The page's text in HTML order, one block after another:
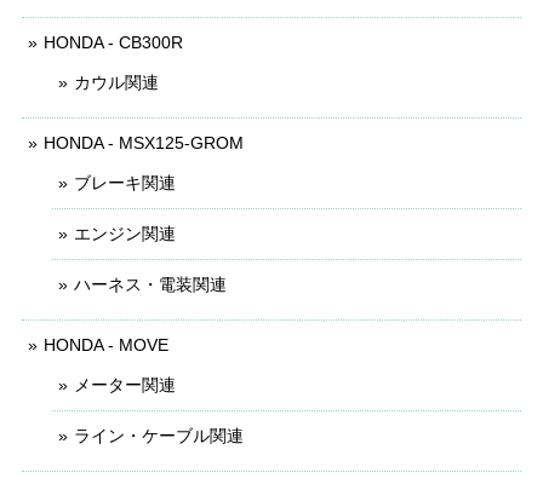
HONDA - CB300R
カウル関連
HONDA - MSX125-GROM
ブレーキ関連
エンジン関連
ハーネス・電装関連
HONDA - MOVE
メーター関連
ライン・ケーブル関連